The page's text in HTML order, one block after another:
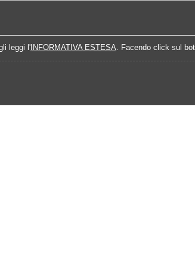
leggi l' INFORMATIVA ESTESA. Facendo click sul
Calendario